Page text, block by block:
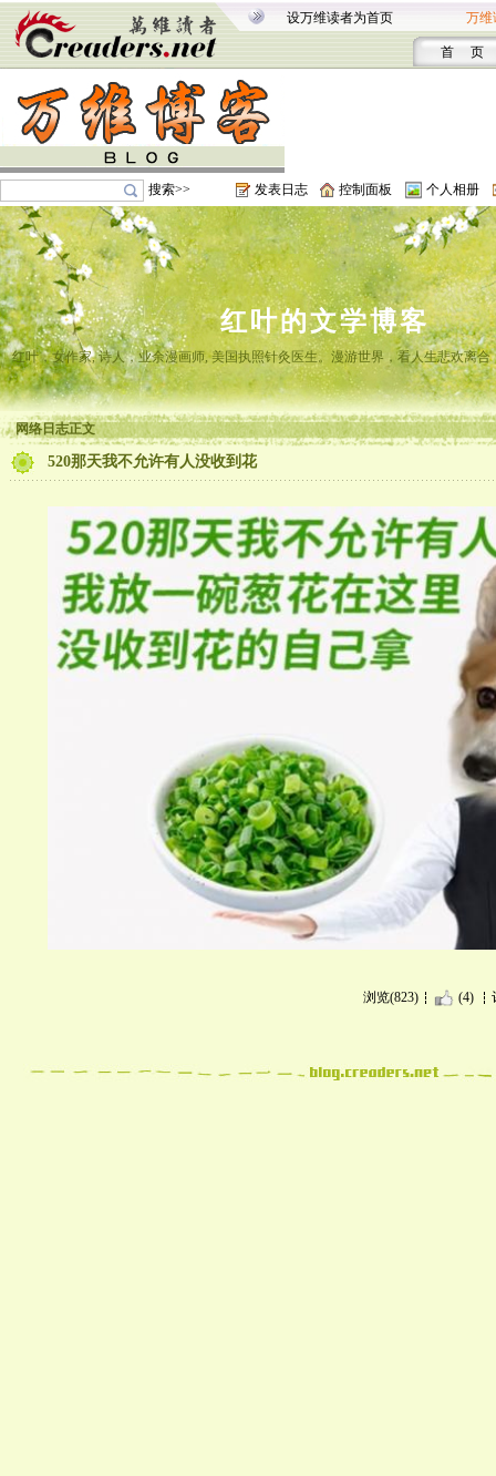
设万维读者为首页 万维
首 页
搜索>> 发表日志 控制面板 个人相册
红叶的文学博客
红叶，女作家, 诗人，业余漫画师, 美国执照针灸医生。漫游世界，看人生悲欢离
网络日志正文
520那天我不允许有人没收到花
浏览(823) (4)